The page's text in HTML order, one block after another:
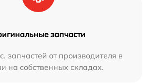
запчасти
запчастей от производителя в
на собственных складах.